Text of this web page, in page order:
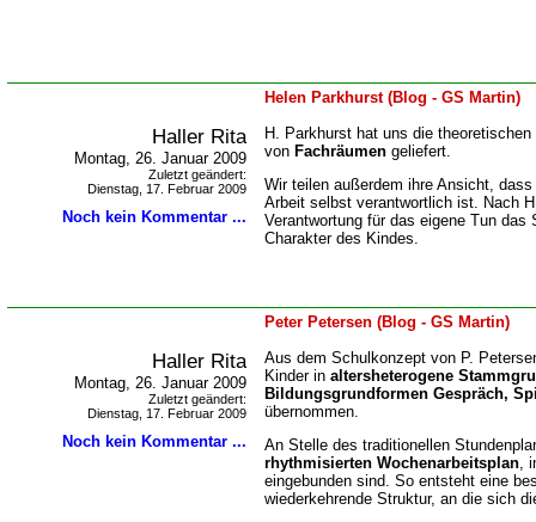
Helen Parkhurst (Blog - GS Martin)
Haller Rita
Montag, 26. Januar 2009
Zuletzt geändert:
Dienstag, 17. Februar 2009
Noch kein Kommentar ...
H. Parkhurst hat uns die
von Fachräumen geliefert.
Wir teilen außerdem ihre Ansicht,
Arbeit selbst verantwortlich ist. Nach
Verantwortung für das eigene Tun
Charakter des Kindes.
Peter Petersen (Blog - GS Martin)
Haller Rita
Montag, 26. Januar 2009
Zuletzt geändert:
Dienstag, 17. Februar 2009
Noch kein Kommentar ...
Aus dem Schulkonzept von P.
Kinder in altersheterogene
Bildungsgrundformen Gespräch,
übernommen.
An Stelle des traditionellen
rhythmisierten Wochenarbeitsplan,
eingebunden sind. So entsteht eine
wiederkehrende Struktur, an die sich